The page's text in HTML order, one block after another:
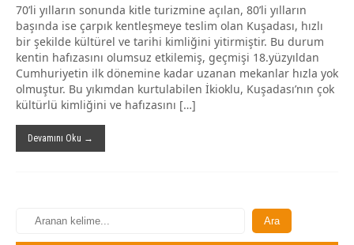
70’li yılların sonunda kitle turizmine açılan, 80’li yılların
başında ise çarpık kentleşmeye teslim olan Kuşadası, hızlı
bir şekilde kültürel ve tarihi kimliğini yitirmiştir. Bu durum
kentin hafızasını olumsuz etkilemiş, geçmişi 18.yüzyıldan
Cumhuriyetin ilk dönemine kadar uzanan mekanlar hızla yok
olmuştur. Bu yıkımdan kurtulabilen İkioklu, Kuşadası’nın çok
kültürlü kimliğini ve hafızasını […]
Devamını Oku →